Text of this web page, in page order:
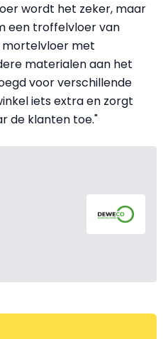
wordt het zeker, maar
een troffelvloer van
mortelvloer met
materialen aan het
voor verschillende
iets extra en zorgt
de klanten toe."